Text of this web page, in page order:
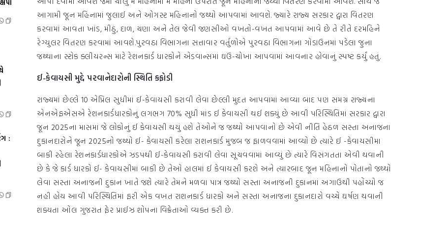
આગામી જૂન મહિનામાં જુલાઈ અને ઓગસ્ટ મહિનાનો જથ્થો આપવામાં આવશે. જ્યારે રાજ્ય સરકાર દ્વારા વિતરણ
કરવામાં આવતા ખાંડ, મીઠું, દાળ, ચણા અને તેલ જેવી જણસીઓ વખતો-વખત આપવામાં આવે છે તે રીતે દરમહિને
રેગ્યુલર વિતરણ કરવામાં આવશે.પુરવઠા વિભાગના સત્તાવાર વર્તુળોએ પુરવઠા વિભાગના ગોડાઉનમાં પડેલા જુના
જથ્થાના સ્ટોક ક્લીયરન્સ માટે રેશનકાર્ડ ધારકોને એડવાન્સમાં ઘઉં-ચોખા આપવામાં આવનાર હોવાનું સ્પષ્ટ કર્યું હતું.
ઈ-કેવાયસી મુદ્દે પરવાનેદારોની સ્થિતિ કફોડી
રાજ્યમાં છેલ્લે 10 એપ્રિલ સુધીમાં ઈ-કેવાયસી કરાવી લેવા છેલ્લી મુદત આપવામાં આવ્યા બાદ પણ સમગ્ર રાજ્યના
એનએફએસએ રેશનકાર્ડધારકોનું લગભગ 70% સુધી માંડ ઈ કેવાયસી થઈ શક્યું છે આવી પરિસ્થિતિમાં સરકાર દ્વારા
જૂન 2025ના માસમાં જે લોકોનું ઈ કેવાયસી થયું હશે તેઓને જ જથ્થો આપવાનો છે એવી નીતિ હેઠળ સસ્તા અનાજના
દુકાનદારોને જૂન 2025નો જથ્થો ઈ- કેવાયસી કરેલા રાશનકાર્ડ મુજબ જ ફાળવવામાં આવ્યો છે ત્યારે ઈ -કેવાયસીમા
બાકી રહેલા રેશનકાર્ડધારકોએ ઝડપથી ઈ-કેવાયસી કરાવી લેવા સૂચવવામાં આવ્યું છે ત્યારે વિસંગતતા એવી થવાની
છે કે જે કાર્ડ ધારકો ઈ- કેવાયસીમાં બાકી છે તેઓ હાલમાં ઈ કેવાયસી કરશે અને ત્યારબાદ જૂન મહિનાનો પોતાનો જથ્થો
લેવા સસ્તા અનાજની દુકાન ખાતે જશે ત્યારે તેમને મળવા પાત્ર જથ્થો સસ્તા અનાજની દુકાનમાં અગાઉથી પહોંચ્યો જ
નહી હોય આવી પરિસ્થિતિમાં ફરી એક વખત રાશનકાર્ડ ધારકો અને સસ્તા અનાજના દુકાનદારો વચ્ચે ઘર્ષણ થવાની
શક્યતા ઓલ ગુજરાત ફેર પ્રાઈઝ શોપના વિક્રેતાઓ વ્યક્ત કરી છે.
: